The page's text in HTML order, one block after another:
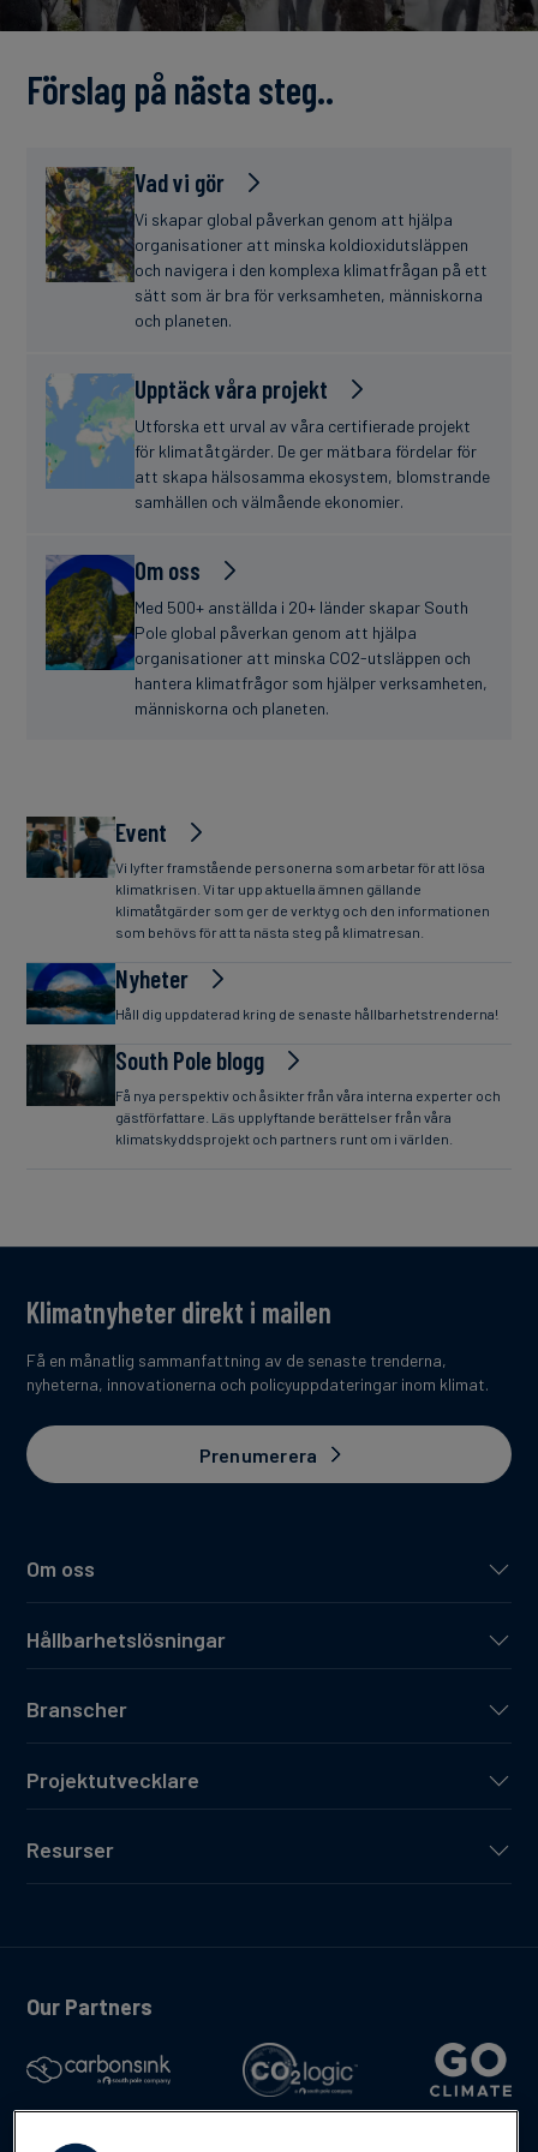
finanser
Förslag på nästa steg..
Vad vi gör
Vi skapar global påverkan genom att hjälpa
organisationer att minska koldioxidutsläppen
och navigera i den komplexa klimatfrågan på ett
sätt som är bra för verksamheten, människorna
och planeten.
Upptäck våra projekt
Utforska ett urval av våra certifierade projekt
för klimatåtgärder. De ger mätbara fördelar för
att skapa hälsosamma ekosystem, blomstrande
samhällen och välmående ekonomier.
Om oss
Med 500+ anställda i 20+ länder skapar South
Pole global påverkan genom att hjälpa
organisationer att minska CO2-utsläppen och
hantera klimatfrågor som hjälper verksamheten,
människorna och planeten.
Event
Vi lyfter framstående personerna som arbetar för att lösa
klimatkrisen. Vi tar upp aktuella ämnen gällande
klimatåtgärder som ger de verktyg och den informationen
som behövs för att ta nästa steg på klimatresan.
Nyheter
Håll dig uppdaterad kring de senaste hållbarhetstrenderna!
South Pole blogg
Få nya perspektiv och åsikter från våra interna experter och
gästförfattare. Läs upplyftande berättelser från våra
klimatskyddsprojekt och partners runt om i världen.
Om oss
Hållbarhetslösningar
Branscher
Projektutvecklare
Resurser
Klimatnyheter direkt i mailen
Få en månatlig sammanfattning av de senaste trenderna,
nyheterna, innovationerna och policyuppdateringar inom klimat.
Prenumerera
Our Partners